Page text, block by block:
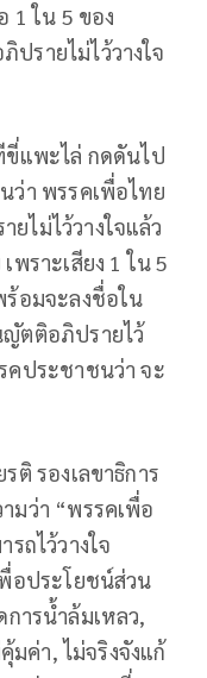
1 ใน 5 ของ
รายไม่ไว้วางใจ
ขี่แพะไล่ กดดันไป
ว่า พรรคเพื่อไทย
ไม่ไว้วางใจแล้ว
พราะเสียง 1 ใน 5
อมจะลงชื่อใน
ตติอภิปรายไว้
คประชาชนว่า จะ
ติ รองเลขาธิการ
มว่า “พรรคเพื่อ
ถไว้วางใจ
อประโยชน์ส่วน
ารน้ำล้มเหลว,
มค่า, ไม่จริงจังแก้